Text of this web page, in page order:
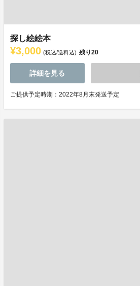
探し絵絵本
¥3,000 (税込/送料込) 残り20
詳細を見る
ご提供予定時期：2022年8月末発送予定